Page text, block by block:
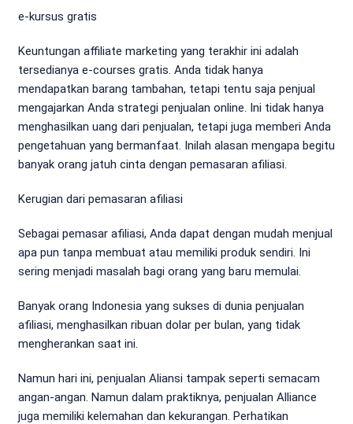
e-kursus gratis
Keuntungan affiliate marketing yang terakhir ini adalah
tersedianya e-courses gratis. Anda tidak hanya
mendapatkan barang tambahan, tetapi tentu saja penjual
mengajarkan Anda strategi penjualan online. Ini tidak hanya
menghasilkan uang dari penjualan, tetapi juga memberi Anda
pengetahuan yang bermanfaat. Inilah alasan mengapa begitu
banyak orang jatuh cinta dengan pemasaran afiliasi.
Kerugian dari pemasaran afiliasi
Sebagai pemasar afiliasi, Anda dapat dengan mudah menjual
apa pun tanpa membuat atau memiliki produk sendiri. Ini
sering menjadi masalah bagi orang yang baru memulai.
Banyak orang Indonesia yang sukses di dunia penjualan
afiliasi, menghasilkan ribuan dolar per bulan, yang tidak
mengherankan saat ini.
Namun hari ini, penjualan Aliansi tampak seperti semacam
angan-angan. Namun dalam praktiknya, penjualan Alliance
juga memiliki kelemahan dan kekurangan. Perhatikan